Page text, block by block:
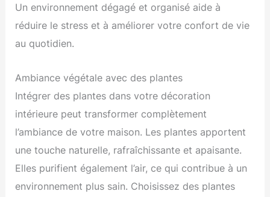
Un environnement dégagé et organisé aide à
réduire le stress et à améliorer votre confort de vie
au quotidien.
Ambiance végétale avec des plantes
Intégrer des plantes dans votre décoration
intérieure peut transformer complètement
l’ambiance de votre maison. Les plantes apportent
une touche naturelle, rafraîchissante et apaisante.
Elles purifient également l’air, ce qui contribue à un
environnement plus sain. Choisissez des plantes